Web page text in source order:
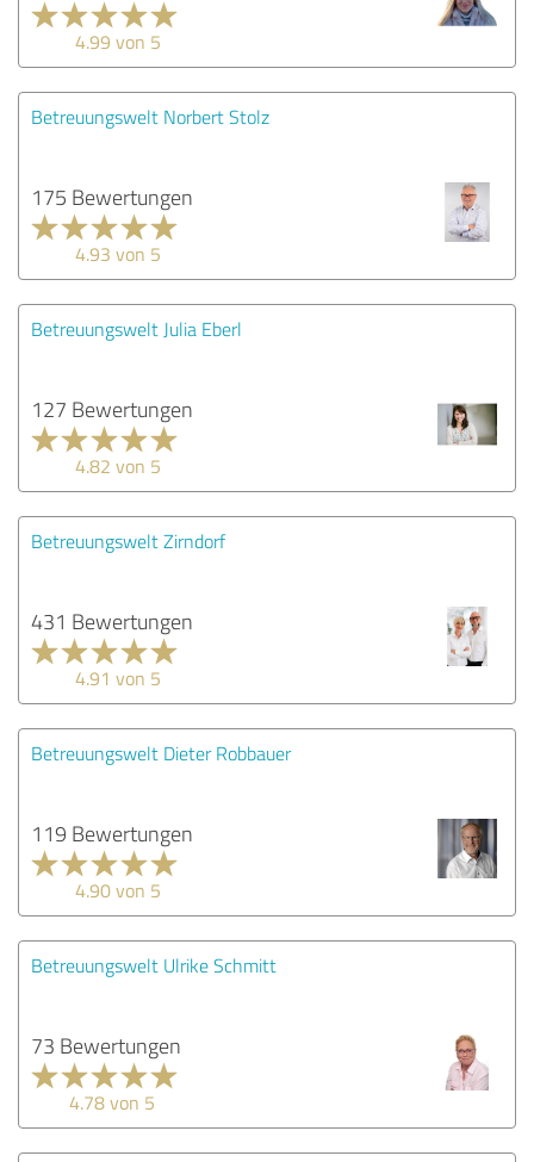
4.99 von 5
Betreuungswelt Norbert Stolz
175 Bewertungen
4.93 von 5
Betreuungswelt Julia Eberl
127 Bewertungen
4.82 von 5
Betreuungswelt Zirndorf
431 Bewertungen
4.91 von 5
Betreuungswelt Dieter Robbauer
119 Bewertungen
4.90 von 5
Betreuungswelt Ulrike Schmitt
73 Bewertungen
4.78 von 5